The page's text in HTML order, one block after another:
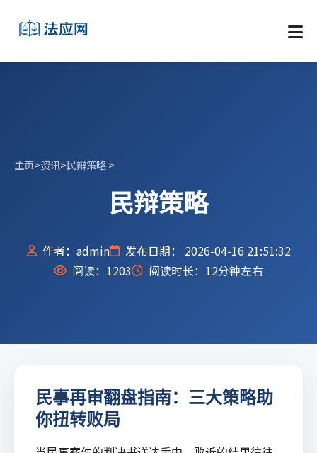
主页>资讯>民辩策略>
民辩策略
作者：admin
发布日期： 2026-04-16 21:51:32
阅读： 1203 阅读时长：12分钟左右
民事再审翻盘指南：三大策略助
你扭转败局